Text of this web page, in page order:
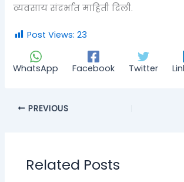
व्यवसाय संदर्भात माहिती दिली.
Post Views: 23
WhatsApp Facebook Twitter
PREVIOUS
Related Posts